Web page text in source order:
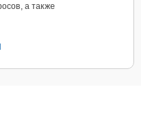
а также